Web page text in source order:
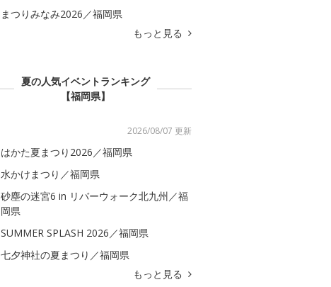
まつりみなみ2026／福岡県
もっと見る
夏の人気イベントランキング
【福岡県】
2026/08/07 更新
はかた夏まつり2026／福岡県
水かけまつり／福岡県
砂塵の迷宮6 in リバーウォーク北九州／福
岡県
SUMMER SPLASH 2026／福岡県
七夕神社の夏まつり／福岡県
もっと見る